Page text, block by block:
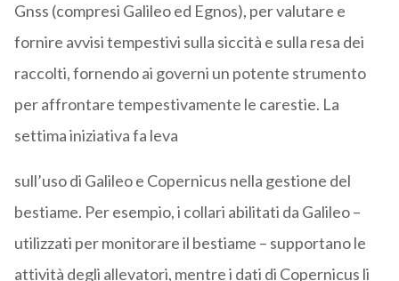
Gnss (compresi Galileo ed Egnos), per valutare e
fornire avvisi tempestivi sulla siccità e sulla resa dei
raccolti, fornendo ai governi un potente strumento
per affrontare tempestivamente le carestie. La
settima iniziativa fa leva
sull’uso di Galileo e Copernicus nella gestione del
bestiame. Per esempio, i collari abilitati da Galileo –
utilizzati per monitorare il bestiame – supportano le
attività degli allevatori, mentre i dati di Copernicus li